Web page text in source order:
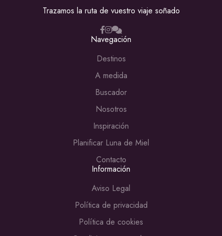
Trazamos la ruta de vuestro viaje soñado
Navegación
Destinos
A medida
Buscador
Nosotros
Inspiración
Planificar Luna de Miel
Contacto
Información
Aviso Legal
Política de privacidad
Política de cookies